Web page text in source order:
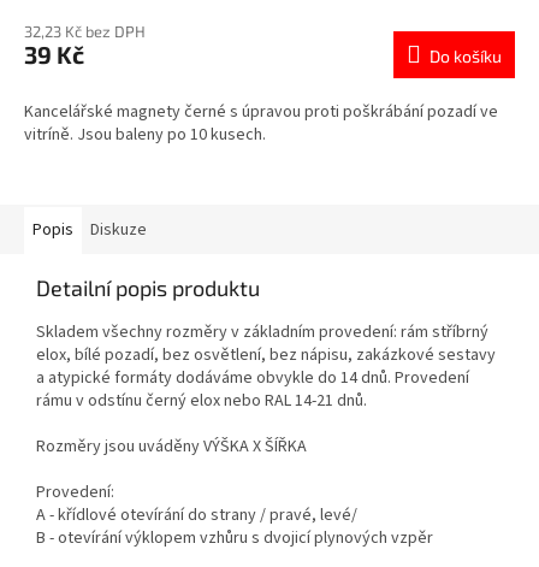
32,23 Kč bez DPH
39 Kč Do košíku
Kancelářské magnety černé s úpravou proti poškrábání pozadí ve
vitríně. Jsou baleny po 10 kusech.
Popis Diskuze
Detailní popis produktu
Skladem všechny rozměry v základním provedení: rám stříbrný
elox, bílé pozadí, bez osvětlení, bez nápisu, zakázkové sestavy
a atypické formáty dodáváme obvykle do 14 dnů. Provedení
rámu v odstínu černý elox nebo RAL 14-21 dnů.
Rozměry jsou uváděny VÝŠKA X ŠÍŘKA
Provedení:
A - křídlové otevírání do strany / pravé, levé/
B - otevírání výklopem vzhůru s dvojicí plynových vzpěr